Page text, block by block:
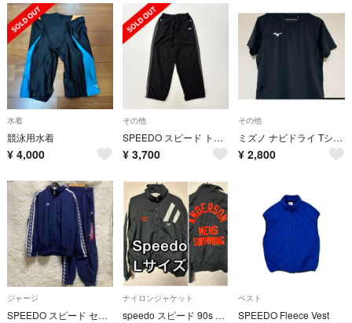
水着
競泳用水着
¥ 4,000
その他
SPEEDO スピード トラック パンツ ブラック 系 サイズ L
¥ 3,700
その他
ミズノ ナビドライ Tシャツ M ブラック 吸汗速乾 32MAA156
¥ 2,800
ジャージ
SPEEDO スピード セットアップ ジャケット パンツ O Japanロゴ
ナイロンジャケット
speedo スピード 90s ナイロンジャケット Lサイズ ANDERSON
ベスト
SPEEDO Fleece Vest